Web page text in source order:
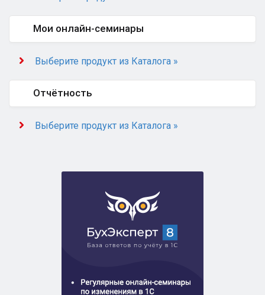
Мои онлайн-семинары
Выберите продукт из Каталога »
Отчётность
Выберите продукт из Каталога »